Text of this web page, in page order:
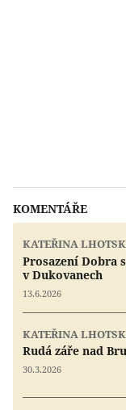
KOMENTÁŘE
KATEŘINA
Prosazení Dobra
v Dukovanech
13.6.2026
KATEŘINA
Rudá záře nad
30.3.2026